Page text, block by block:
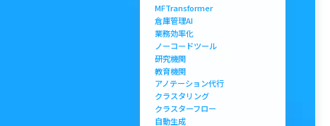
MFTransformer
倉庫管理AI
業務効率化
ノーコードツール
研究機関
教育機関
アノテーション代行
クラスタリング
クラスターフロー
自動生成